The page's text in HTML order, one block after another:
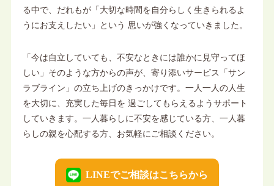
る中で、だれもが「大切な時間を自分らしく生きられるよ
うにお支えしたい」という 思いが強くなっていきました。
「今は自立していても、不安なときには誰かに見守ってほ
しい」そのような方からの声が、寄り添いサービス「サン
ラブライン」の立ち上げのきっかけです。一人一人の人生
を大切に、充実した毎日を 過ごしてもらえるようサポート
していきます。一人暮らしに不安を感じている方、一人暮
らしの親を心配する方、お気軽にご相談ください。
LINEでご相談はこちらから